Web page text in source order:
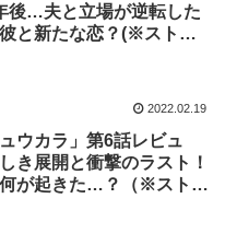
後…夫と立場が逆転した
と新たな恋？(※ストー
2022.02.19
ュウカラ」第6話レビュ
き展開と衝撃のラスト！
が起きた…？（※ストー